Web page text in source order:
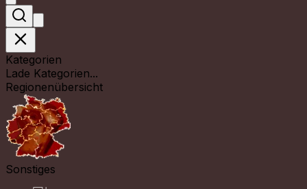
Kategorien
Lade Kategorien...
Regionenübersicht
Sonstiges